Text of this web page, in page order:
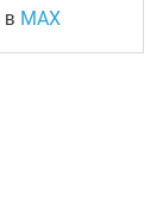
в MAX